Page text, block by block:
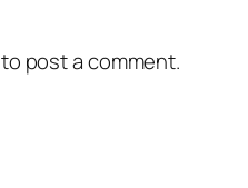
to post a comment.